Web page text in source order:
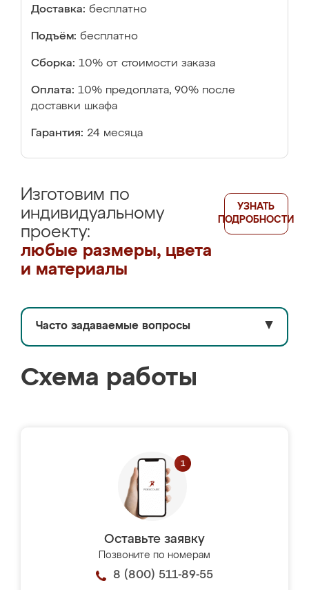
Доставка: бесплатно
Подъём: бесплатно
Сборка: 10% от стоимости заказа
Оплата: 10% предоплата, 90% после
доставки шкафа
Гарантия: 24 месяца
Изготовим по
индивидуальному
проекту:
любые размеры, цвета
и материалы
УЗНАТЬ
ПОДРОБНОСТИ
Часто задаваемые вопросы ▼
Схема работы
Оставьте заявку
Позвоните по номерам
8 (800) 511-89-55